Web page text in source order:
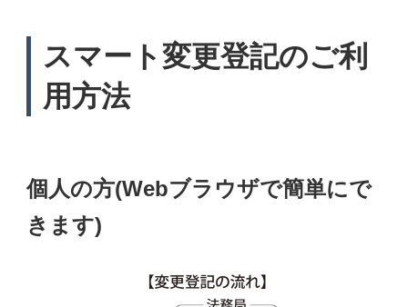
スマート変更登記のご利
用方法
個人の方(Webブラウザで簡単にで
きます)